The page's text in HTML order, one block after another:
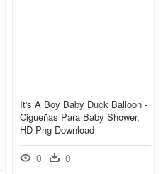
It's A Boy Baby Duck Balloon -
Cigueñas Para Baby Shower,
HD Png Download
0 0